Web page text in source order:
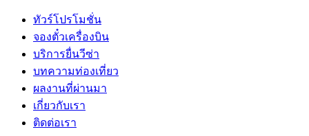
ทัวร์โปรโมชั่น
จองตั๋วเครื่องบิน
บริการยื่นวีซ่า
บทความท่องเที่ยว
ผลงานที่ผ่านมา
เกี่ยวกับเรา
ติดต่อเรา